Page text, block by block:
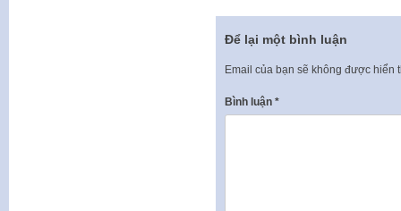
Để lại một bình luận
Email của bạn sẽ không được hiển
Bình luận *